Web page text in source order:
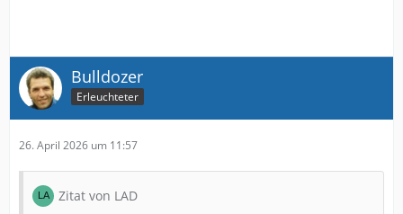
Bulldozer
Erleuchteter
26. April 2026 um 11:57
Zitat von LAD